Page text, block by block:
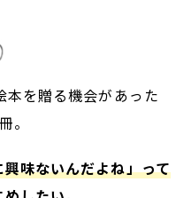
本を贈る機会があった
。
味ないんだよね」って